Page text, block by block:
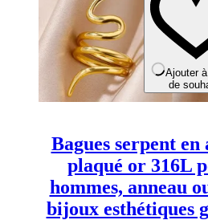
plusieurs
variations.
Les
options
peuvent
choisies
page
produit
Ajouter
de
Bagues serpent
plaqué or 316L
hommes, anneau
bijoux esthétiques